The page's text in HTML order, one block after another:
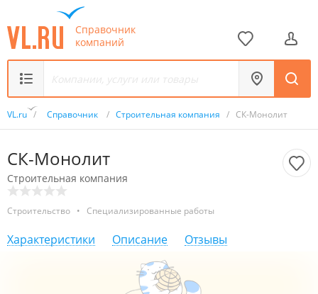
Справочник
компаний
VL.ru / Справочник / Строительная компания / СК-Монолит
СК-Монолит
Строительная компания
Строительство • Специализированные работы
Характеристики Описание Отзывы